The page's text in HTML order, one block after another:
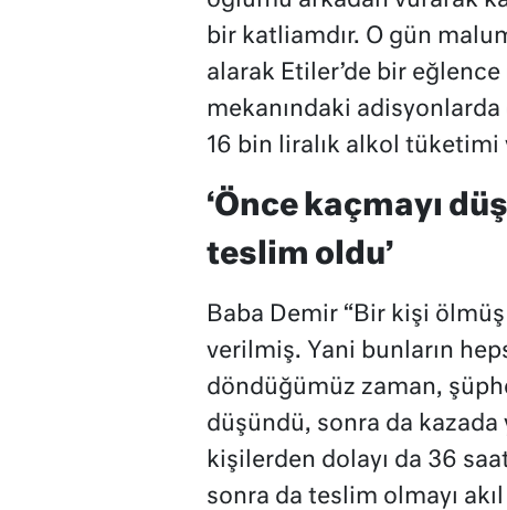
bir katliamdır. O gün
alarak Etiler’de bir
mekanındaki
16 bin liralık alkol tüketimi
‘Önce kaçmayı
teslim oldu’
Baba Demir “Bir kişi
verilmiş. Yani bunların
döndüğümüz zaman,
düşündü, sonra da kazada
kişilerden dolayı da 36
sonra da teslim olmayı